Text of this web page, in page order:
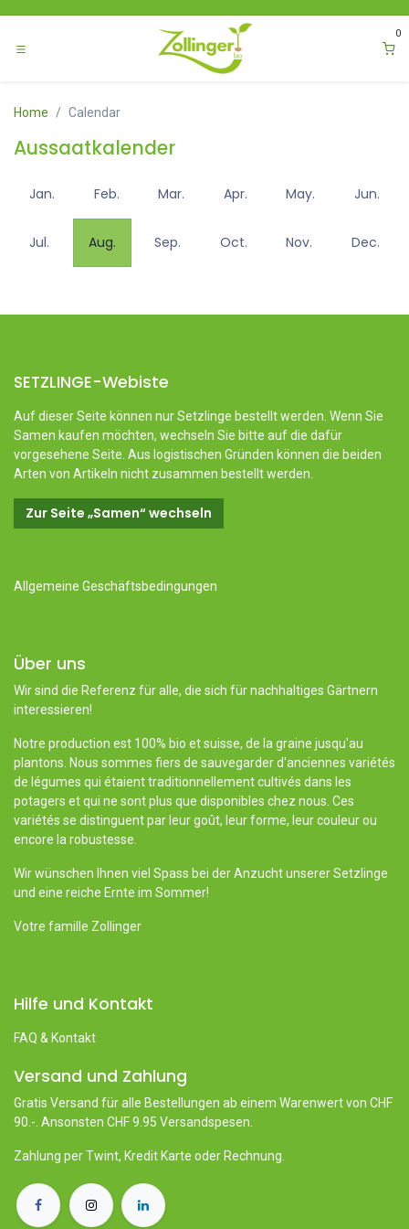
0
Home Calendar
Aussaatkalender
Jan. Feb. Mar. Apr. May. Jun.
Jul. Aug. Sep. Oct. Nov. Dec.
SETZLINGE-Webiste
Auf dieser Seite können nur Setzlinge bestellt werden. Wenn Sie
Samen kaufen möchten, wechseln Sie bitte auf die dafür
vorgesehene Seite. Aus logistischen Gründen können die beiden
Arten von Artikeln nicht zusammen bestellt werden.
Zur Seite „Samen“ wechseln
Allgemeine Geschäftsbedingungen
Über uns
Wir sind die Referenz für alle, die sich für nachhaltiges Gärtnern
interessieren!
Notre production est 100% bio et suisse, de la graine jusqu'au
plantons. Nous sommes fiers de sauvegarder d'anciennes variétés
de légumes qui étaient traditionnellement cultivés dans les
potagers et qui ne sont plus que disponibles chez nous. Ces
variétés se distinguent par leur goût, leur forme, leur couleur ou
encore la robustesse.
Wir wünschen Ihnen viel Spass bei der Anzucht unserer Setzlinge
und eine reiche Ernte im Sommer!
Votre famille Zollinger
Hilfe und Kontakt
FAQ & Kontakt
Versand und Zahlung
Gratis Versand für alle Bestellungen ab einem Warenwert von CHF
90.-. Ansonsten CHF 9.95 Versandspesen.
Zahlung per Twint, Kredit Karte oder Rechnung.